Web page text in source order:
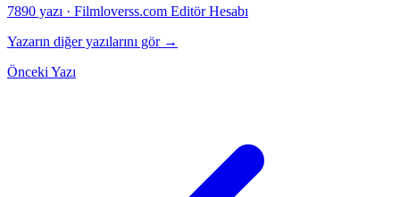
7890 yazı · Filmloverss.com Editör Hesabı
Yazarın diğer yazılarını gör →
Önceki Yazı